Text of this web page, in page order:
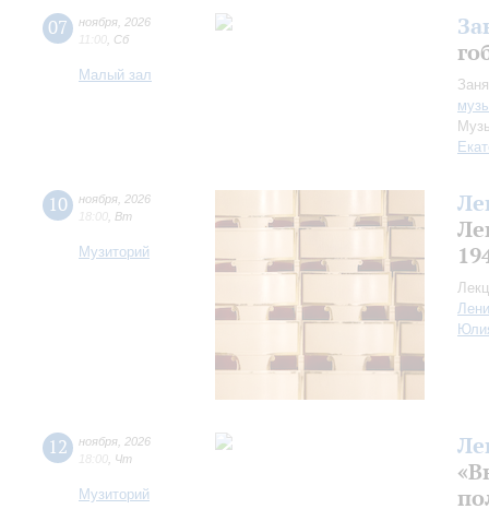
07 ноября 2026
11:00 Сб
Малый зал
10 ноября 2026
18:00 Вт
Музиторий
12 ноября 2026
18:00 Чт
Музиторий